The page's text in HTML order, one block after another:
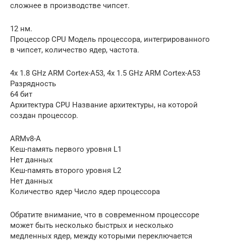
сложнее в производстве чипсет.
12 нм.
Процессор CPU Модель процессора, интегрированного
в чипсет, количество ядер, частота.
4x 1.8 GHz ARM Cortex-A53, 4x 1.5 GHz ARM Cortex-A53
Разрядность
64 бит
Архитектура CPU Название архитектуры, на которой
создан процессор.
ARMv8-A
Кеш-память первого уровня L1
Нет данных
Кеш-память второго уровня L2
Нет данных
Количество ядер Число ядер процессора
Обратите внимание, что в современном процессоре
может быть несколько быстрых и несколько
медленных ядер, между которыми переключается